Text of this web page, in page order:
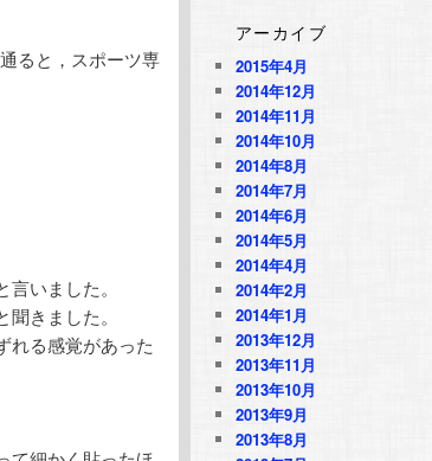
ると，スポーツ専
いました。
きました。
れる感覚があった
アーカイブ
2015年4月
2014年12月
2014年11月
2014年10月
2014年8月
2014年7月
2014年6月
2014年5月
2014年4月
2014年2月
2014年1月
2013年12月
2013年11月
2013年10月
2013年9月
2013年8月